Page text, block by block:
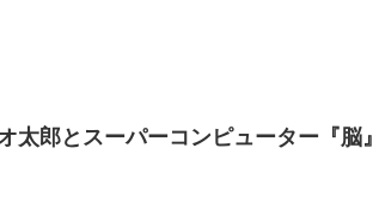
太郎とスーパーコンピューター『脳』